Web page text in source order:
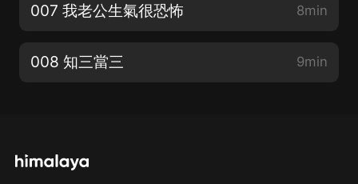
007 我老公生氣很恐怖 8min
008 知三當三 9min